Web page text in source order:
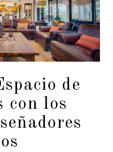
de
con los